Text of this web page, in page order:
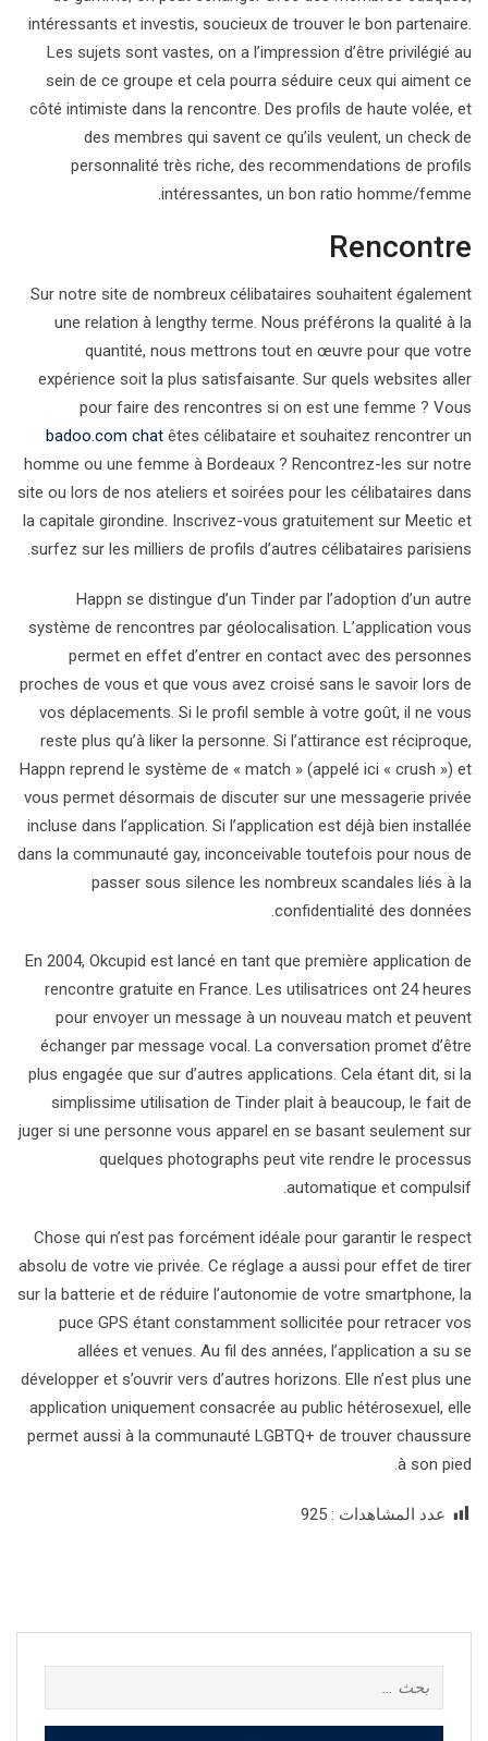
intéressants et investis, soucieux de trouver le bon partenaire.
Les sujets sont vastes, on a l’impression d’être privilégié au
sein de ce groupe et cela pourra séduire ceux qui aiment ce
côté intimiste dans la rencontre. Des profils de haute volée, et
des membres qui savent ce qu’ils veulent, un check de
personnalité très riche, des recommendations de profils
intéressantes, un bon ratio homme/femme.
Rencontre
Sur notre site de nombreux célibataires souhaitent également
une relation à lengthy terme. Nous préférons la qualité à la
quantité, nous mettrons tout en œuvre pour que votre
expérience soit la plus satisfaisante. Sur quels websites aller
pour faire des rencontres si on est une femme ? Vous
badoo.com chat êtes célibataire et souhaitez rencontrer un
homme ou une femme à Bordeaux ? Rencontrez-les sur notre
site ou lors de nos ateliers et soirées pour les célibataires dans
la capitale girondine. Inscrivez-vous gratuitement sur Meetic et
surfez sur les milliers de profils d’autres célibataires parisiens.
Happn se distingue d’un Tinder par l’adoption d’un autre
système de rencontres par géolocalisation. L’application vous
permet en effet d’entrer en contact avec des personnes
proches de vous et que vous avez croisé sans le savoir lors de
vos déplacements. Si le profil semble à votre goût, il ne vous
reste plus qu’à liker la personne. Si l’attirance est réciproque,
Happn reprend le système de « match » (appelé ici « crush ») et
vous permet désormais de discuter sur une messagerie privée
incluse dans l’application. Si l’application est déjà bien installée
dans la communauté gay, inconceivable toutefois pour nous de
passer sous silence les nombreux scandales liés à la
confidentialité des données.
En 2004, Okcupid est lancé en tant que première application de
rencontre gratuite en France. Les utilisatrices ont 24 heures
pour envoyer un message à un nouveau match et peuvent
échanger par message vocal. La conversation promet d’être
plus engagée que sur d’autres applications. Cela étant dit, si la
simplissime utilisation de Tinder plait à beaucoup, le fait de
juger si une personne vous apparel en se basant seulement sur
quelques photographs peut vite rendre le processus
automatique et compulsif.
Chose qui n’est pas forcément idéale pour garantir le respect
absolu de votre vie privée. Ce réglage a aussi pour effet de tirer
sur la batterie et de réduire l’autonomie de votre smartphone, la
puce GPS étant constamment sollicitée pour retracer vos
allées et venues. Au fil des années, l’application a su se
développer et s’ouvrir vers d’autres horizons. Elle n’est plus une
application uniquement consacrée au public hétérosexuel, elle
permet aussi à la communauté LGBTQ+ de trouver chaussure
à son pied.
عدد المشاهدات : 925
عن: